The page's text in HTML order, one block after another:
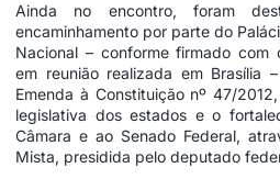
Ainda no encontro, foram
encaminhamento por parte do
Nacional – conforme firmado com
em reunião realizada em Brasília
Emenda à Constituição nº 47/
legislativa dos estados e o
Câmara e ao Senado Federal,
Mista, presidida pelo deputado